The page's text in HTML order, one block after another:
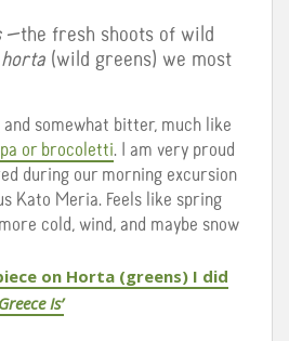
—the fresh shoots of wild
horta (wild greens) we most
somewhat bitter, much like
or brocoletti. I am very proud
during our morning excursion
Kato Meria. Feels like spring
cold, wind, and maybe snow
on Horta (greens) I did
Greece Is’